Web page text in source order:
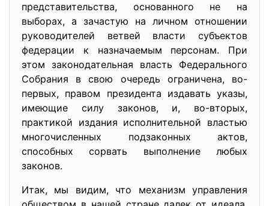
представительства, основанного не на
выборах, а зачастую на личном отношении
руководителей ветвей власти субъектов
федерации к назначаемым персонам. При
этом законодательная власть Федерального
Собрания в свою очередь ограничена, во-
первых, правом президента издавать указы,
имеющие силу законов, и, во-вторых,
практикой издания исполнительной властью
многочисленных подзаконных актов,
способных сорвать выполнение любых
законов.
Итак, мы видим, что механизм управления